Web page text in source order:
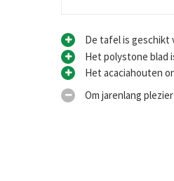
De tafel is geschikt
Het polystone blad
Het acaciahouten
Om jarenlang